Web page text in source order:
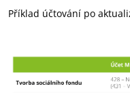
Příklad účtování po